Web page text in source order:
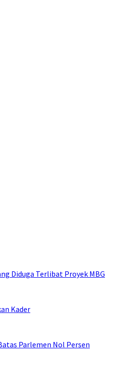
Diduga Terlibat Proyek MBG
Kader
Parlemen Nol Persen